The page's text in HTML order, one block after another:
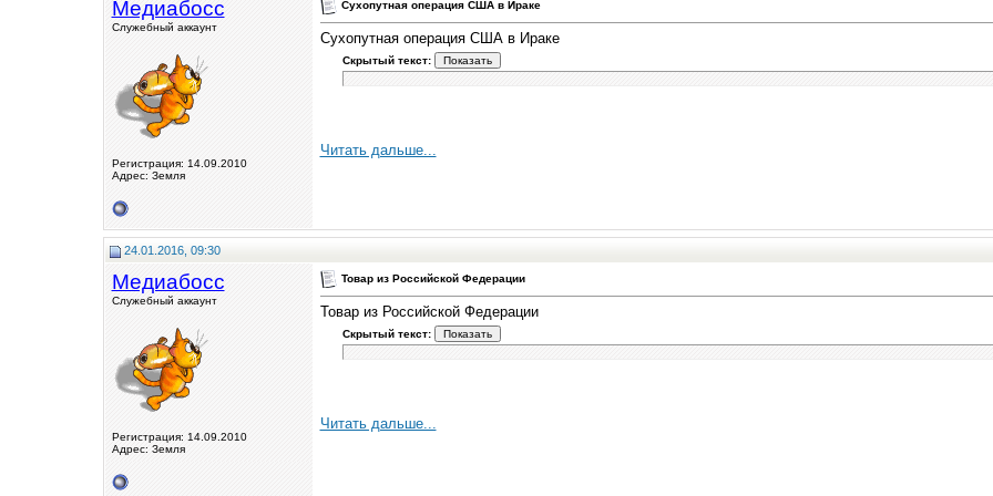
Медиабосс
Служебный аккаунт
Регистрация: 14.09.2010
Адрес: Земля
Сухопутная операция США в Ираке
Сухопутная операция США в Ираке
Скрытый текст:
Читать дальше...
24.01.2016, 09:30
Медиабосс
Служебный аккаунт
Регистрация: 14.09.2010
Адрес: Земля
Товар из Российской Федерации
Товар из Российской Федерации
Скрытый текст:
Читать дальше...